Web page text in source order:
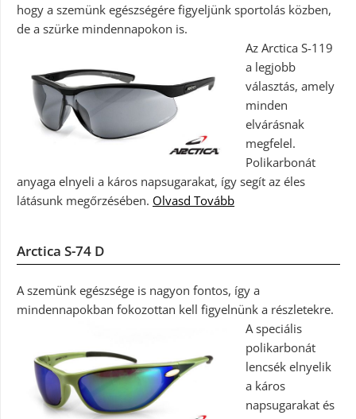
hogy a szemünk egészségére figyeljünk sportolás közben,
de a szürke mindennapokon is.
Az Arctica S-119
a legjobb
választás, amely
minden
elvárásnak
megfelel.
Polikarbonát
anyaga elnyeli a káros napsugarakat, így segít az éles
látásunk megőrzésében. Olvasd Tovább
Arctica S-74 D
A szemünk egészsége is nagyon fontos, így a
mindennapokban fokozottan kell figyelnünk a részletekre.
A speciális
polikarbonát
lencsék elnyelik
a káros
napsugarakat és